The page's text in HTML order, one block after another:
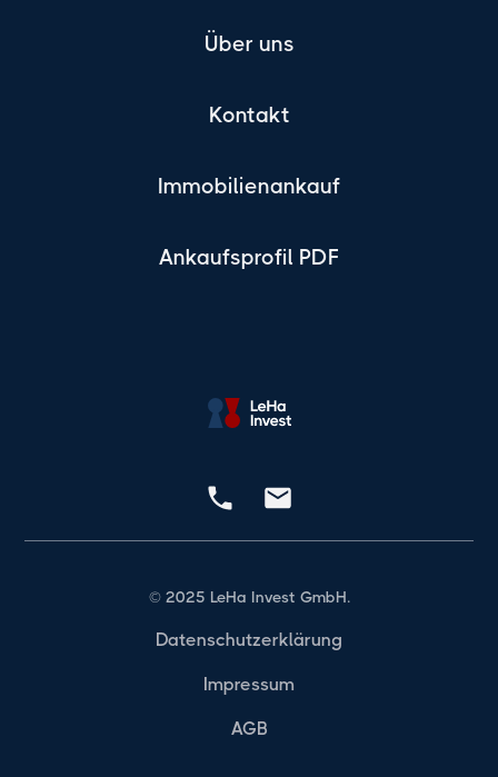
Über uns
Kontakt
Immobilienankauf
Ankaufsprofil PDF
© 2025 LeHa Invest GmbH.
Datenschutzerklärung
Impressum
AGB